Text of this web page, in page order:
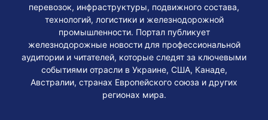
перевозок, инфраструктуры, подвижного состава,
технологий, логистики и железнодорожной
промышленности. Портал публикует
железнодорожные новости для профессиональной
аудитории и читателей, которые следят за ключевыми
событиями отрасли в Украине, США, Канаде,
Австралии, странах Европейского союза и других
регионах мира.